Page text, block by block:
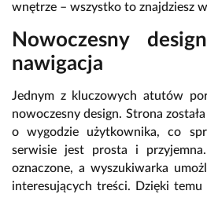
wnętrze – wszystko to znajdziesz
Nowoczesny
nawigacja
Jednym z kluczowych atutów
nowoczesny design. Strona
o wygodzie użytkownika, co
serwisie jest prosta i
oznaczone, a wyszukiwarka
interesujących treści. Dzięki